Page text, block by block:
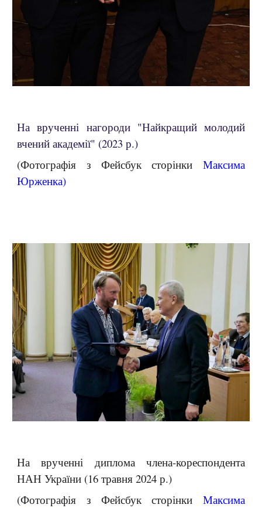
На врученні нагороди "Найкращий молодий
вчений академії" (2023 р.)
(Фотографія з Фейсбук сторінки Максима
Юрженка)
На врученні диплома члена-кореспондента
НАН України (16 травня 2024 р.)
(Фотографія з Фейсбук сторінки Максима